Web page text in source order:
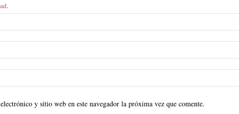
.
y sitio web en este navegador la próxima vez que comente.